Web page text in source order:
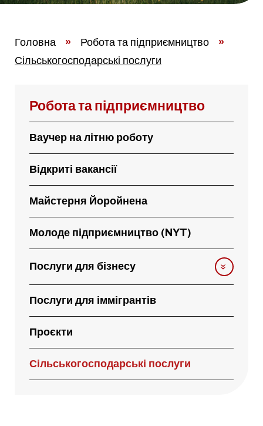
Головна » Робота та підприємництво
»
Сільськогосподарські послуги
Робота та підприємництво
Ваучер на літню роботу
Відкриті вакансії
Майстерня Йоройнена
Молоде підприємництво (NYT)
Послуги для бізнесу
Послуги для іммігрантів
Проєкти
Сільськогосподарські послуги